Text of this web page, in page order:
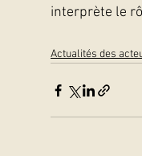
interprète le
Actualités des